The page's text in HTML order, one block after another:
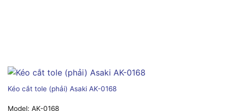
Kéo cắt tole (phải) Asaki AK-0168
Model: AK-0168